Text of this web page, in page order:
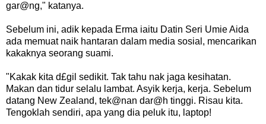
gar@ng," katanya.
Sebelum ini, adik kepada Erma iaitu Datin Seri Umie Aida
ada memuat naik hantaran dalam media sosial, mencarikan
kakaknya seorang suami.
"Kakak kita d£gil sedikit. Tak tahu nak jaga kesihatan.
Makan dan tidur selalu lambat. Asyik kerja, kerja. Sebelum
datang New Zealand, tek@nan dar@h tinggi. Risau kita.
Tengoklah sendiri, apa yang dia peluk itu, laptop!